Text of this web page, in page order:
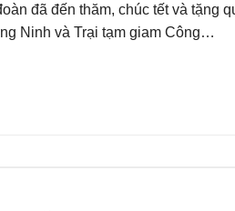
đã đến thăm, chúc tết và tặng
Ninh và Trại tạm giam Công…